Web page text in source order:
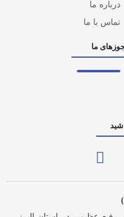
درباره ما
تماس با ما
ما